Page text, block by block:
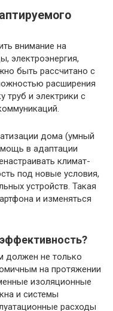
внимание на
электроэнергия,
быть рассчитано с
расширения
труб и электрики с
дома (умный
в адаптации
климат-
под новые условия,
устройств. Такая
и изменяться
должен не только
на протяжении
изоляционные
и системы
расходы